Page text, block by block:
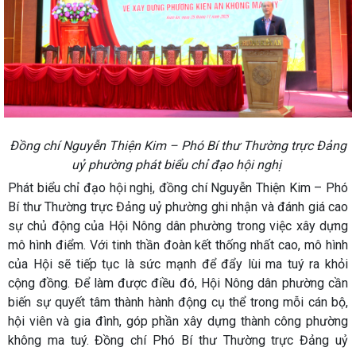
Đồng chí Nguyễn Thiện Kim – Phó Bí thư Thường trực Đảng
uỷ phường phát biểu chỉ đạo hội nghị
Phát biểu chỉ đạo hội nghị, đồng chí Nguyễn Thiện Kim – Phó
Bí thư Thường trực Đảng uỷ phường ghi nhận và đánh giá cao
sự chủ động của Hội Nông dân phường trong việc xây dựng
mô hình điểm. Với tinh thần đoàn kết thống nhất cao, mô hình
của Hội sẽ tiếp tục là sức mạnh để đẩy lùi ma tuý ra khỏi
cộng đồng. Để làm được điều đó, Hội Nông dân phường cần
biến sự quyết tâm thành hành động cụ thể trong mỗi cán bộ,
hội viên và gia đình, góp phần xây dựng thành công phường
không ma tuý. Đồng chí Phó Bí thư Thường trực Đảng uỷ